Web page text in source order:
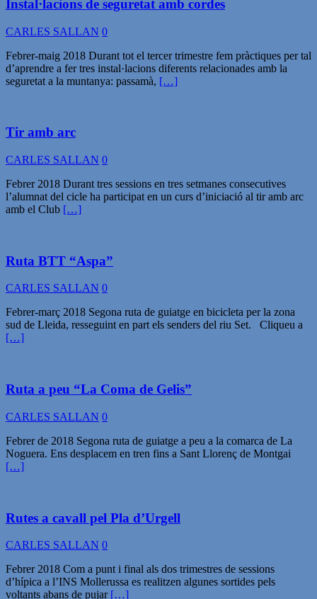
Instal·lacions de seguretat amb cordes
CARLES SALLAN 0
Febrer-maig 2018 Durant tot el tercer trimestre fem pràctiques per tal
d’aprendre a fer tres instal·lacions diferents relacionades amb la
seguretat a la muntanya: passamà, […]
Tir amb arc
CARLES SALLAN 0
Febrer 2018 Durant tres sessions en tres setmanes consecutives
l’alumnat del cicle ha participat en un curs d’iniciació al tir amb arc
amb el Club […]
Ruta BTT “Aspa”
CARLES SALLAN 0
Febrer-març 2018 Segona ruta de guiatge en bicicleta per la zona
sud de Lleida, resseguint en part els senders del riu Set. Cliqueu a
[…]
Ruta a peu “La Coma de Gelis”
CARLES SALLAN 0
Febrer de 2018 Segona ruta de guiatge a peu a la comarca de La
Noguera. Ens desplacem en tren fins a Sant Llorenç de Montgai
[…]
Rutes a cavall pel Pla d’Urgell
CARLES SALLAN 0
Febrer 2018 Com a punt i final als dos trimestres de sessions
d’hípica a l’INS Mollerussa es realitzen algunes sortides pels
voltants abans de pujar […]